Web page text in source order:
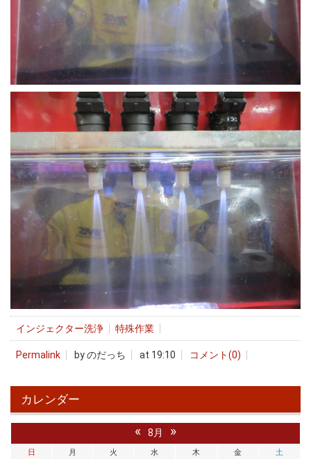
インジェクター洗浄 特殊作業
Permalink by のだっち at 19:10 コメント(0)
カレンダー
« 8月 »
日 月 火 水 木 金 土